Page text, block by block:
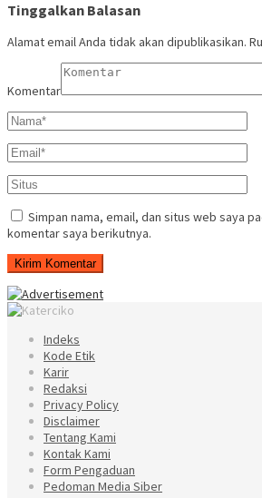
Tinggalkan Balasan
Alamat email Anda tidak akan dipublikasikan.
Komentar
Simpan nama, email, dan situs web saya
komentar saya berikutnya.
Indeks
Kode Etik
Karir
Redaksi
Privacy Policy
Disclaimer
Tentang Kami
Kontak Kami
Form Pengaduan
Pedoman Media Siber